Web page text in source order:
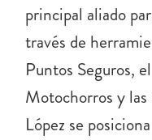
principal aliado
través de
Puntos Seguros,
Motochorros y
López se